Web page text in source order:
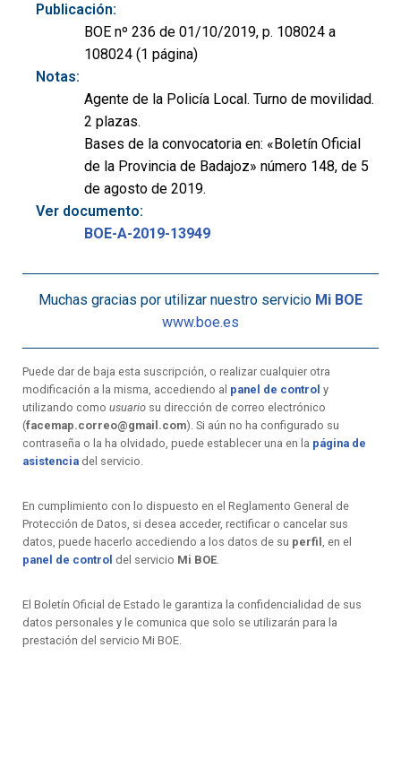
Publicación:
BOE nº 236 de 01/10/2019, p. 108024 a
108024 (1 página)
Notas:
Agente de la Policía Local. Turno de movilidad.
2 plazas.
Bases de la convocatoria en: «Boletín Oficial
de la Provincia de Badajoz» número 148, de 5
de agosto de 2019.
Ver documento:
BOE-A-2019-13949
Muchas gracias por utilizar nuestro servicio Mi BOE
www.boe.es
Puede dar de baja esta suscripción, o realizar cualquier otra
modificación a la misma, accediendo al panel de control y
utilizando como usuario su dirección de correo electrónico
(facemap.correo@gmail.com). Si aún no ha configurado su
contraseña o la ha olvidado, puede establecer una en la página de
asistencia del servicio.
En cumplimiento con lo dispuesto en el Reglamento General de
Protección de Datos, si desea acceder, rectificar o cancelar sus
datos, puede hacerlo accediendo a los datos de su perfil , en el
panel de control del servicio Mi BOE.
El Boletín Oficial de Estado le garantiza la confidencialidad de sus
datos personales y le comunica que solo se utilizarán para la
prestación del servicio Mi BOE.